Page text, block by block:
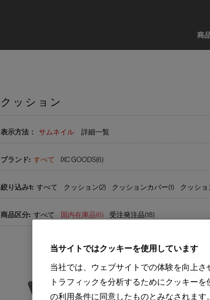
商
クッション
表示方法： サムネイル 詳細一覧
すべて IXC GOODS(6)
すべて クッション(2) クッションカバー(1) クッショ
すべて 国内在庫品(6) 受注発注品(18)
当サイトではクッキーを使用しています
当社では、ウェブサイトでの体験を向上さ
トラフィックを分析するためにクッキー
の利用条件に同意したものとみなされます。